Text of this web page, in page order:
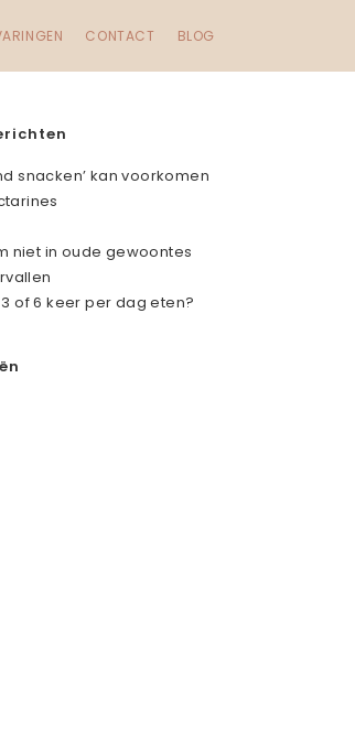
CONTACT BLOG
snacken’ kan voorkomen
niet in oude gewoontes
of 6 keer per dag eten?